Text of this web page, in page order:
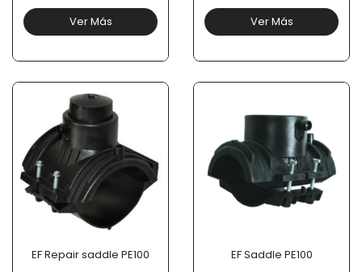
Ver Más Ver Más
EF Repair saddle PE100 EF Saddle PE100